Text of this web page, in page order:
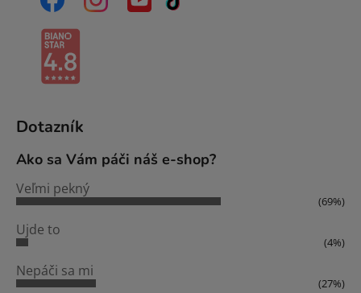
Dotazník
Ako sa Vám páči náš e-shop?
Veľmi pekný
(69%)
Ujde to
(4%)
Nepáči sa mi
(27%)